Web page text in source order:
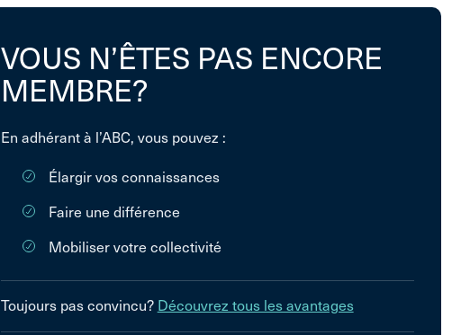
VOUS N’ÊTES PAS ENCORE
MEMBRE?
En adhérant à l’ABC, vous pouvez :
Élargir vos connaissances
Faire une différence
Mobiliser votre collectivité
Toujours pas convincu? Découvrez tous les avantages